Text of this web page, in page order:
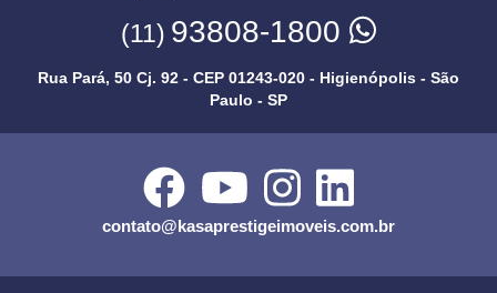
(11) 93808-1800
Rua Pará, 50 Cj. 92 - CEP 01243-020 - Higienópolis - São
Paulo - SP
contato@kasaprestigeimoveis.com.br